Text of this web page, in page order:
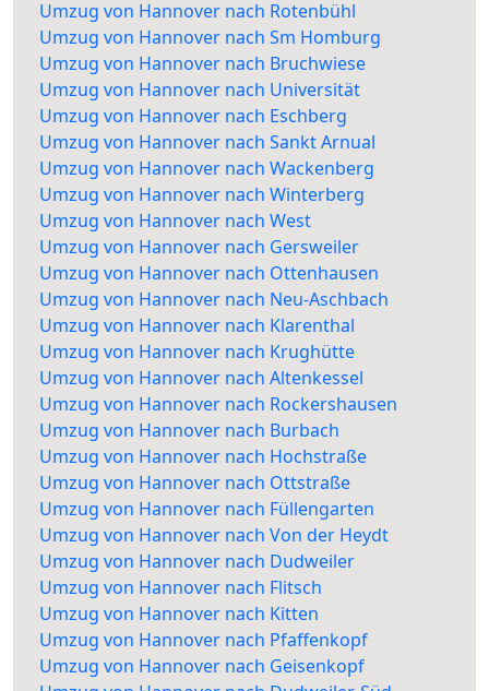
Umzug von Hannover nach Rotenbühl
Umzug von Hannover nach Sm Homburg
Umzug von Hannover nach Bruchwiese
Umzug von Hannover nach Universität
Umzug von Hannover nach Eschberg
Umzug von Hannover nach Sankt Arnual
Umzug von Hannover nach Wackenberg
Umzug von Hannover nach Winterberg
Umzug von Hannover nach West
Umzug von Hannover nach Gersweiler
Umzug von Hannover nach Ottenhausen
Umzug von Hannover nach Neu-Aschbach
Umzug von Hannover nach Klarenthal
Umzug von Hannover nach Krughütte
Umzug von Hannover nach Altenkessel
Umzug von Hannover nach Rockershausen
Umzug von Hannover nach Burbach
Umzug von Hannover nach Hochstraße
Umzug von Hannover nach Ottstraße
Umzug von Hannover nach Füllengarten
Umzug von Hannover nach Von der Heydt
Umzug von Hannover nach Dudweiler
Umzug von Hannover nach Flitsch
Umzug von Hannover nach Kitten
Umzug von Hannover nach Pfaffenkopf
Umzug von Hannover nach Geisenkopf